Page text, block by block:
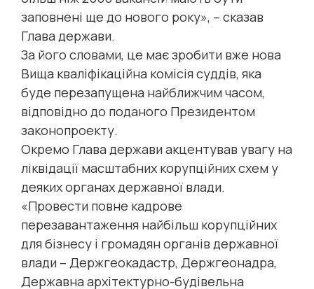
заповнені ще до нового року», – сказав
Глава держави.
За його словами, це має зробити вже нова
Вища кваліфікаційна комісія суддів, яка
буде перезапущена найближчим часом,
відповідно до поданого Президентом
законопроекту.
Окремо Глава держави акцентував увагу на
ліквідації масштабних корупційних схем у
деяких органах державної влади.
«Провести повне кадрове
перезавантаження найбільш корупційних
для бізнесу і громадян органів державної
влади – Держгеокадастр, Держгеонадра,
Державна архітектурно-будівельна